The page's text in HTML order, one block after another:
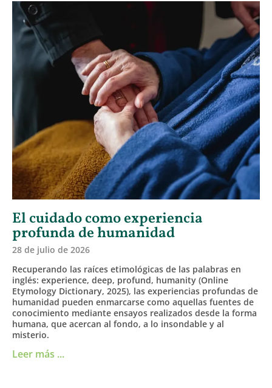
El cuidado como experiencia
profunda de humanidad
28 de julio de 2026
Recuperando las raíces etimológicas de las palabras en
inglés: experience, deep, profund, humanity (Online
Etymology Dictionary, 2025), las experiencias profundas de
humanidad pueden enmarcarse como aquellas fuentes de
conocimiento mediante ensayos realizados desde la forma
humana, que acercan al fondo, a lo insondable y al
misterio.
Leer más ...